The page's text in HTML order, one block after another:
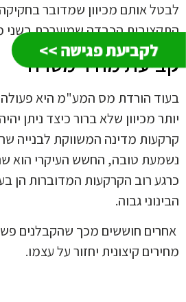
לקביעת פגישה >>
לבטל אותם מכיוון שמדובר
התקציבית הכבדה שמוערכת בשני
קביעת מחיר מטרה
בעוד הורדת מס המע"מ היא
יותר מכיוון שלא ברור כיצד ניתן
נשמעת טובה, החשש העיקרי הוא
כרגע רוב הקרקעות המדוברות
הבינוני גבוה.
אחרים חוששים מכך שהקבלנים
מחירים קיצונית יחזור על עצמו.